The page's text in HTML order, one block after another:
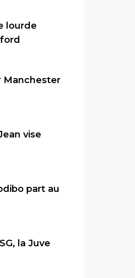
lourde
Manchester
vise
part au
la Juve